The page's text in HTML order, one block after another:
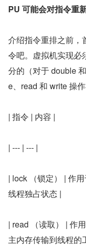
PU 可能会对指令重
介绍指令重排之前，
令吧。虚拟机实现必
分的（对于 double
e、read 和 write 操
| 指令 | 内容 |
| --- | --- |
| lock （锁定） | 作
线程独占状态 |
| read （读取） | 作
主内存传输到线程的